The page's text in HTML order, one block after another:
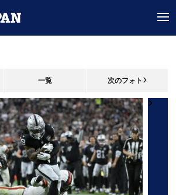
一覧 次のフォト